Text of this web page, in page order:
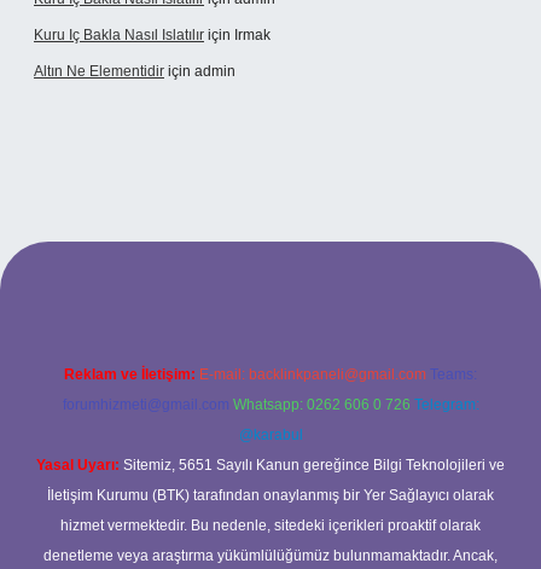
Kuru Iç Bakla Nasıl Islatılır için Irmak
Altın Ne Elementidir için admin
güncel giriş
Reklam ve İletişim: E-mail: backlinkpaneli@gmail.com Teams:
forumhizmeti@gmail.com Whatsapp: 0262 606 0 726 Telegram:
@karabul
Yasal Uyarı: Sitemiz, 5651 Sayılı Kanun gereğince Bilgi Teknolojileri ve
İletişim Kurumu (BTK) tarafından onaylanmış bir Yer Sağlayıcı olarak
hizmet vermektedir. Bu nedenle, sitedeki içerikleri proaktif olarak
denetleme veya araştırma yükümlülüğümüz bulunmamaktadır. Ancak,